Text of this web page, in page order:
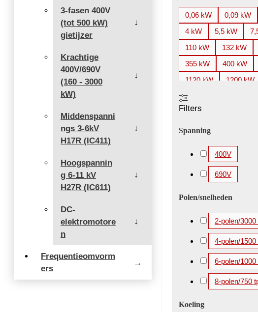
3-fasen 400V
(tot 500 kW)
gietijzer
→
Krachtige
400V/690V
(160 - 3000
kW)
→
Middenspanni
ngs 3-6kV
H17R (IC411)
→
Hoogspannin
g 6-11 kV
H27R (IC611)
→
DC-
elektromotore
n
→
Frequentieomvorm
ers
→
0,06 kW 0,09 kW
4 kW
5,5 kW
110 kW
132 kW
355 kW
400 kW
1120 kW
1200 kW
2000 kW
3360 kW
5200 kW
Filters
Spanning
400V
690V
Polen/snelheden
2-polen/3000
4-polen/1500
6-polen/1000
8-polen/750
Koeling